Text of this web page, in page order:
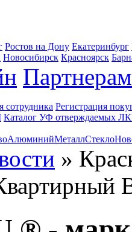
Ростов на Дону Екатеринбург
Новосибирск Красноярск
Партнерам
сотрудника Регистрация
Каталог УФ отверждаемых
АлюминийМеталлСтекло
»